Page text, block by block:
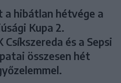
a hibátlan hétvége a
Kupa 2.
és a Sepsi
összesen hét